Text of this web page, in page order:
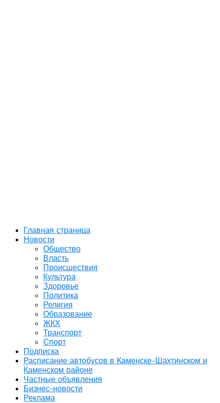
Главная страница
Новости
Общество
Власть
Происшествия
Культура
Здоровье
Политика
Религия
Образование
ЖКХ
Транспорт
Спорт
Подписка
Расписание автобусов в Каменске-Шахтинском и
Каменском районе
Частные объявления
Бизнес-новости
Реклама